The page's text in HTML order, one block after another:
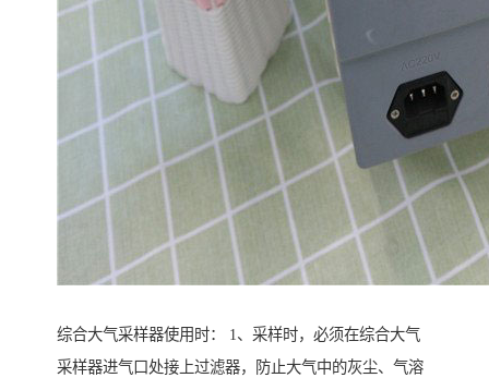
综合大气采样器使用时： 1、采样时，必须在综合大气
采样器进气口处接上过滤器，防止大气中的灰尘、气溶